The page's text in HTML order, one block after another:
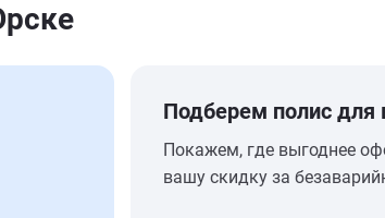
Подберем полис для
Покажем, где выгоднее
вашу скидку за